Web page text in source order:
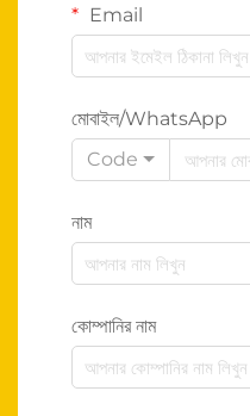
Email
মোবাইল/WhatsApp
Code
নাম
কোম্পানির নাম